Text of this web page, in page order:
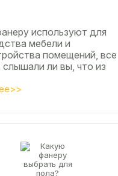
используют для
мебели и
помещений, все
ли вы, что из
красивые ажурные
но факт.